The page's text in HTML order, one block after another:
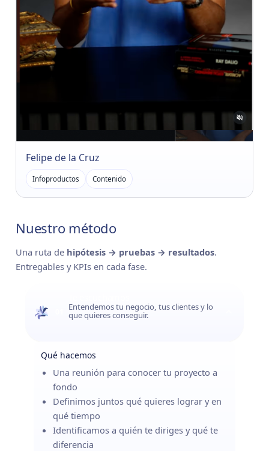
Felipe de la Cruz
Infoproductos Contenido
Nuestro método
Una ruta de hipótesis → pruebas → resultados.
Entregables y KPIs en cada fase.
Entendemos tu negocio, tus clientes y lo
que quieres conseguir.
Qué hacemos
Una reunión para conocer tu proyecto a
fondo
Definimos juntos qué quieres lograr y en
qué tiempo
Identificamos a quién te diriges y qué te
diferencia